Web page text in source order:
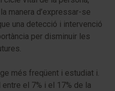
manera d’expressar-se
una detecció i intervenció
per disminuir les
més freqüent i estudiat i.
el 7% i el 17% de la